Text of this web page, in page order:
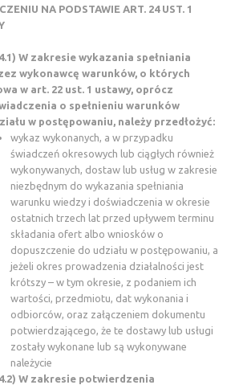
NA PODSTAWIE ART. 24 UST. 1
W zakresie wykazania spełniania
wykonawcę warunków, o których
w art. 22 ust. 1 ustawy, oprócz
o spełnieniu warunków
w postępowaniu, należy przedłożyć:
wykaz wykonanych, a w przypadku
świadczeń okresowych lub ciągłych również
wykonywanych, dostaw lub usług w zakresie
niezbędnym do wykazania spełniania
warunku wiedzy i doświadczenia w okresie
ostatnich trzech lat przed upływem terminu
składania ofert albo wniosków o
dopuszczenie do udziału w postępowaniu, a
jeżeli okres prowadzenia działalności jest
krótszy – w tym okresie, z podaniem ich
wartości, przedmiotu, dat wykonania i
odbiorców, oraz załączeniem dokumentu
potwierdzającego, że te dostawy lub usługi
zostały wykonane lub są wykonywane
należycie
W zakresie potwierdzenia